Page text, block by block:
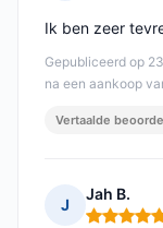
Gepubliceerd op
na een aankoop
Ik ben zeer
Vertaalde
J
Jah B.